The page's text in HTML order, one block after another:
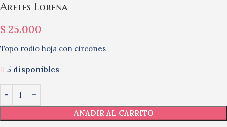
Aretes Lorena
$ 25.000
Topo rodio hoja con circones
5 disponibles
AÑADIR AL CARRITO